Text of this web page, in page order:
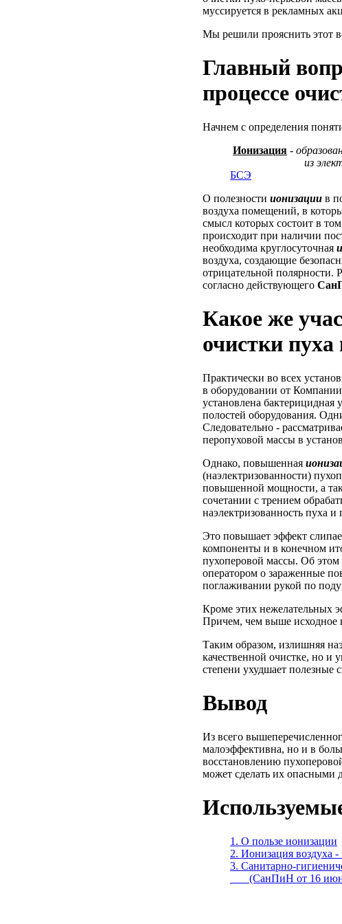
муссируется в рекламных
Мы решили прояснить этот
Главный
процессе
Начнем с определения
Ионизация -
из
БСЭ
О полезности ионизации в
воздуха помещений, в
смысл которых состоит в
происходит при наличии
необходима круглосуточная
воздуха, создающие
отрицательной полярности.
согласно действующего
Какое же
очистки пуха
Практически во всех
в оборудовании от
установлена
полостей оборудования.
Следовательно -
перопуховой массы в
Однако, повышенная
(наэлектризованности)
повышенной мощности, а
сочетании с трением
наэлектризованность пуха
Это повышает эффект
компоненты и в конечном
пухоперовой массы. Об этом
оператором о зараженные
поглаживании рукой по
Кроме этих нежелательных
Причем, чем выше исходное
Таким образом, излишняя
качественной очистке, но и
степени ухудшает полезные
Вывод
Из всего
малоэффективна, но и в
восстановлению
может сделать их опасными
1. О пользе ионизации
2. Ионизация воздуха
3. Санитарно-
(СанПиН от 16